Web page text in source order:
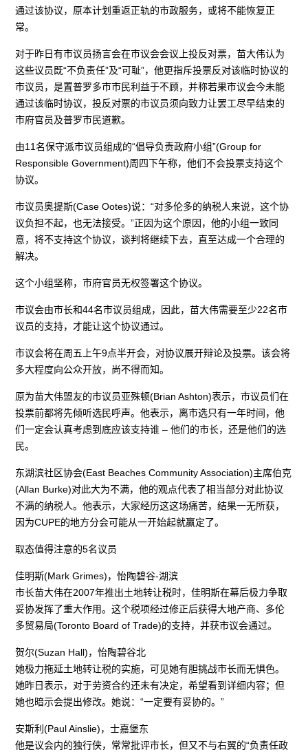
通过该协议，原本计划重返正轨的市政服务，或将不能恢复正
常。
对于昨日有市议员扬言会在市议会会议上投反对票，苗大伟认为
这些议员既“不负责任”及“可耻”，他更指斥投票反对该临时协议的
市议员，是置普罗多市市民利益于不顾，并称若果市议会今未能
通过该临时协议，投反对票的市议员须向致力让罢工尽早结束的
市府官员及普罗市民道歉。
由11名保守派市议员组成的“倡导负责政府小组”(Group for
Responsible Government)周四下午称，他们不会投票支持这个
协议。
市议员奥提斯(Case Ootes)说：“对多伦多的纳税人来说，这个协
议负担不起，也无法接受。”正因为这个原因，他的小组一致同
意，将不支持这个协议，谈判将继续下去，直至达成一个合理的
解决。
这个小组坚称，市府官员无权签署这个协议。
市议会由市长和44名市议员组成，因此，苗大伟需要至少22名市
议员的支持，才能让这个协议通过。
市议会将在周五上午9点半开会，对协议展开辩论及投票。该会将
多大程度向公众开放，尚不得而知。
原为苗大伟盟友的市议员亚殊顿(Brian Ashton)表示，市议员们在
投票前都将先倾听选民呼声。他表示，离市选只有一年时间，他
们一定会认真考虑到底应该支持谁 – 他们的市长，还是他们的选
民。
东湖滨社区协会(East Beaches Community Association)主席伯克
(Allan Burke)对此大为不满，他的观点代表了相当部分对此协议
不满的纳税人。他表示，大家经历这这场痛苦，结果一无所获，
因为CUPE的地方分会可能从一开始起就赢定了。
取态值得注意的5名议员
佳明斯(Mark Grimes)，怡陶碧谷-湖滨
市长苗大伟在2007年推出土地转让税时，佳明斯在幕后极力争取
妥协发挥了重大作用。这个税项经过修正后获得大地产商、多伦
多贸易局(Toronto Board of Trade)的支持，并获市议会通过。
贺尔(Suzan Hall)，怡陶碧谷北
她极力拖延土地转让税的实施，可见她有胆挑战市长而无惧色。
她昨日表示，对于劳资合约还未有决定，希望看到详细内容；但
她也暗示会提出修改。她说：“一定要有妥协的。”
安斯利(Paul Ainslie)，士嘉堡东
他是议会内的独行侠，常常批评市长，但又不与右翼的“负责任政